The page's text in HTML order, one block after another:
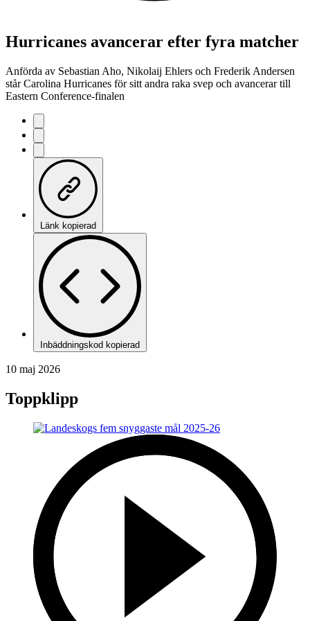
Hurricanes avancerar efter fyra matcher
Anförda av Sebastian Aho, Nikolaij Ehlers och Frederik Andersen
står Carolina Hurricanes för sitt andra raka svep och avancerar till
Eastern Conference-finalen
Länk kopierad
Inbäddningskod kopierad
10 maj 2026
Toppklipp